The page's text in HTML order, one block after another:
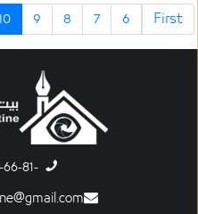
First
6
7
8
9
-8-288-66-81(972)